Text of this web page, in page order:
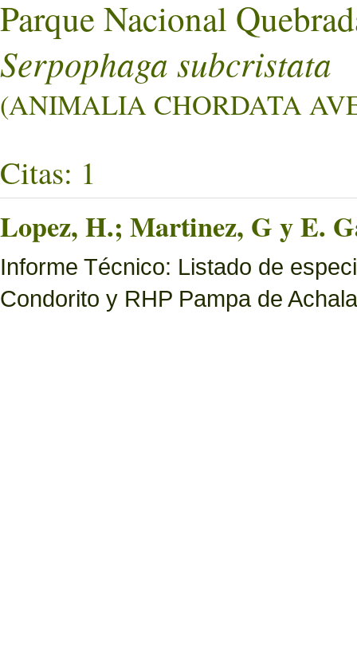
Parque Nacional
Serpophaga subcristata
(ANIMALIA CHORDATA
Citas: 1
Lopez, H.; Martinez, G y E.
Informe Técnico: Listado de
Condorito y RHP Pampa de Achala